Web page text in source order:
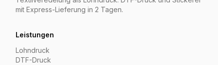
mit Express-Lieferung in 2 Tagen.
Leistungen
Lohndruck
DTF-Druck